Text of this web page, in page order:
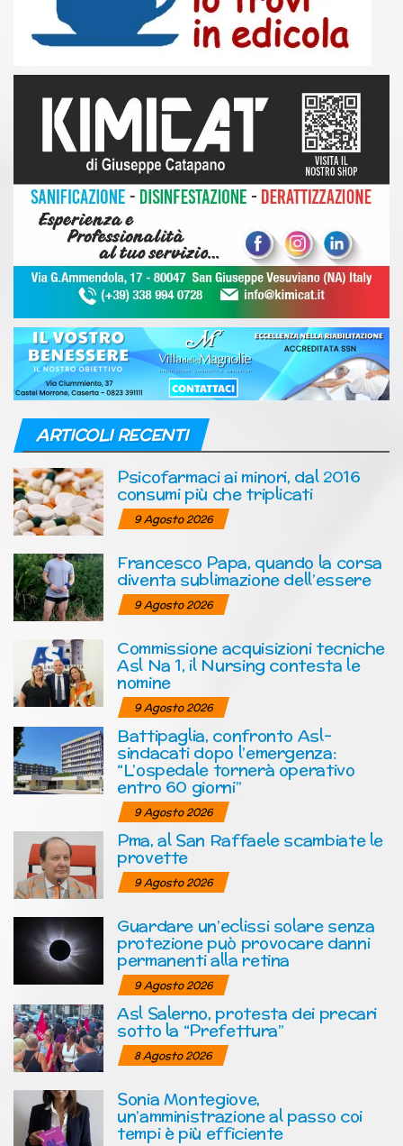
ARTICOLI RECENTI
Psicofarmaci ai minori, dal 2016
consumi più che triplicati
9 Agosto 2026
Francesco Papa, quando la corsa
diventa sublimazione dell’essere
9 Agosto 2026
Commissione acquisizioni tecniche
Asl Na 1, il Nursing contesta le
nomine
9 Agosto 2026
Battipaglia, confronto Asl-
sindacati dopo l’emergenza:
“L’ospedale tornerà operativo
entro 60 giorni”
9 Agosto 2026
Pma, al San Raffaele scambiate le
provette
9 Agosto 2026
Guardare un’eclissi solare senza
protezione può provocare danni
permanenti alla retina
9 Agosto 2026
Asl Salerno, protesta dei precari
sotto la “Prefettura”
8 Agosto 2026
Sonia Montegiove,
un’amministrazione al passo coi
tempi è più efficiente